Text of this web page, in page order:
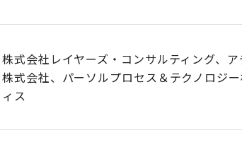
株式会社レイヤーズ・コンサルティング、
株式会社、パーソルプロセス＆テクノロジ
ィス